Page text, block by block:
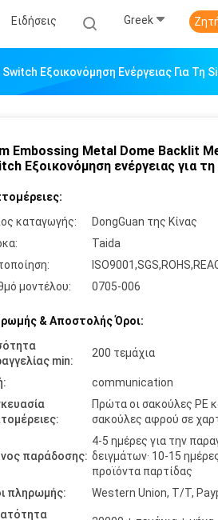
Ειδήσεις Greek
Εξοικονόμηση Ενέργειας Για Τη
Embossing Metal Dome Backlit
Εξοικονόμηση ενέργειας για
καταγωγής:
DongGuan της Κίνας
Taida
μοντέλου:
0705-006
& Αποστολής Όροι:
min:
200 τεμάχια
communication
Πρώτα οι σακούλες PE
σακούλες αφρού σε
παράδοσης:
4-5 ημέρες για την
δειγμάτων· 10-15
προϊόντα παρτίδας
πληρωμής:
Western Union, T/T,